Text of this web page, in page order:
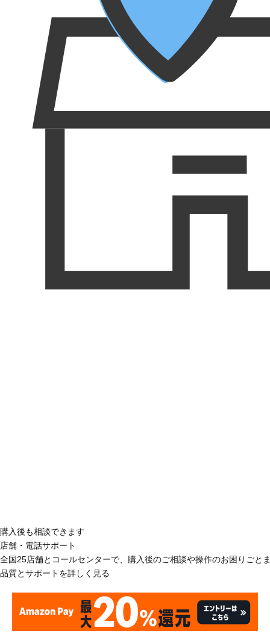
購入後も相談できます
店舗・電話サポート
全国25店舗とコールセンターで、購入後のご相談や操作のお困りごと
品質とサポートを詳しく見る